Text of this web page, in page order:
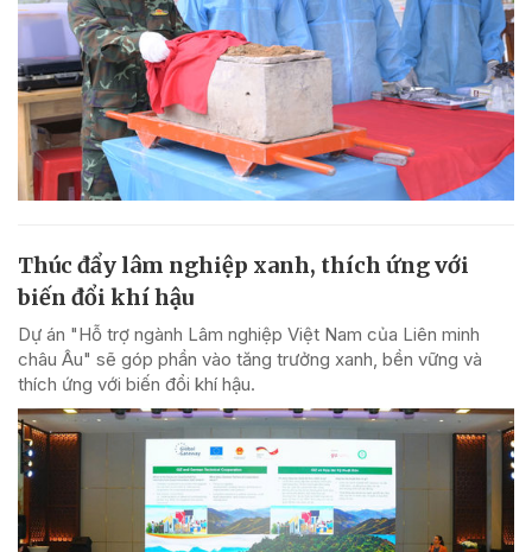
Thúc đẩy lâm nghiệp xanh, thích ứng với
biến đổi khí hậu
Dự án "Hỗ trợ ngành Lâm nghiệp Việt Nam của Liên minh
châu Âu" sẽ góp phần vào tăng trưởng xanh, bền vững và
thích ứng với biến đổi khí hậu.